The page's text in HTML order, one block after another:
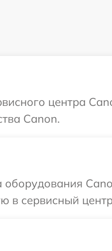
центра
Canon.
в сервисный